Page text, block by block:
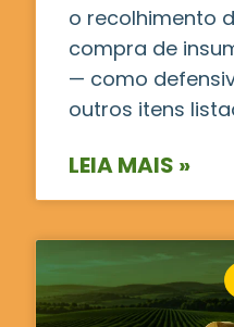
o recolhimento
compra de
— como
outros itens
LEIA MAIS »